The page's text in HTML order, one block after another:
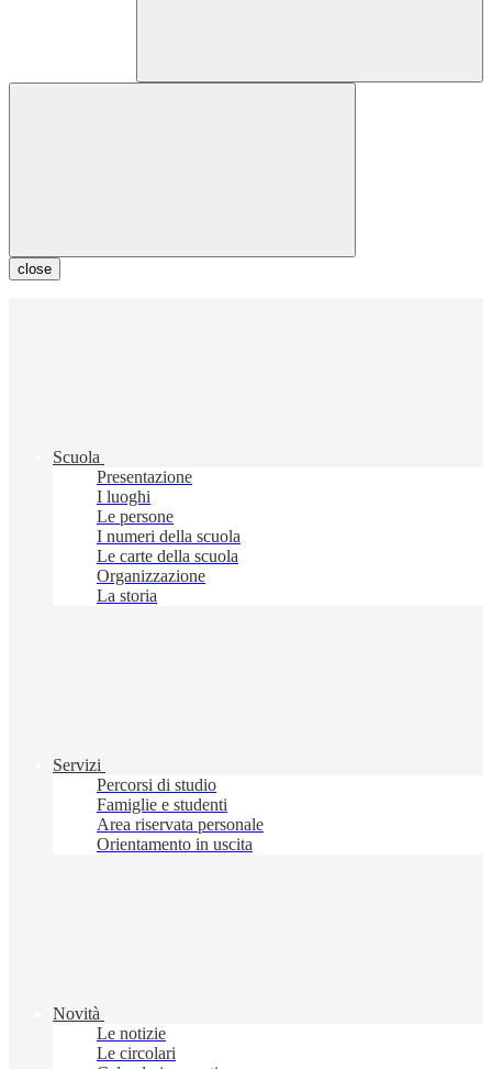
close
Scuola
Presentazione
I luoghi
Le persone
I numeri della scuola
Le carte della scuola
Organizzazione
La storia
Servizi
Percorsi di studio
Famiglie e studenti
Area riservata personale
Orientamento in uscita
Novità
Le notizie
Le circolari